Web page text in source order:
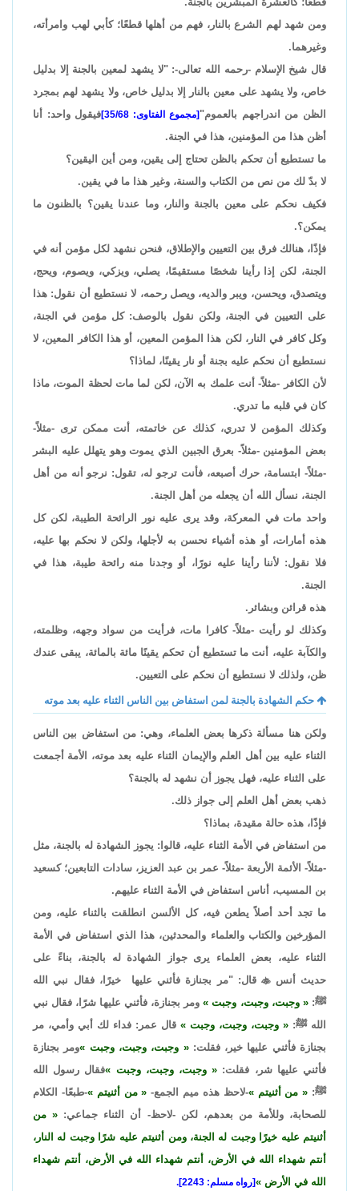
ومن شهد لهم الشرع بالنار، فهم من أهلها قطعًا؛ كأبي لهب وامرأته،
وغيرهما.
قال شيخ الإسلام -رحمه الله تعالى-: "لا يشهد لمعين بالجنة إلا بدليل
خاص، ولا يشهد على معين بالنار إلا بدليل خاص، ولا يشهد لهم بمجرد
الظن من اندراجهم بالعموم"[مجموع الفتاوى: 35/68]
فيقول واحد: أنا
أظن هذا من المؤمنين، هذا في الجنة.
ما تستطيع أن تحكم بالظن تحتاج إلى يقين، ومن أين اليقين؟
لا بدّ لك من نص من الكتاب والسنة، وغير هذا ما في يقين.
فكيف نحكم على معين بالجنة والنار، وما عندنا يقين؟ بالظنون ما
يمكن؟.
فإذًا، هنالك فرق بين التعيين والإطلاق، فنحن نشهد لكل مؤمن أنه في
الجنة، لكن إذا رأينا شخصًا مستقيمًا، يصلي، ويزكي، ويصوم، ويحج،
ويتصدق، ويحسن، ويبر والديه، ويصل رحمه، لا نستطيع أن نقول: هذا
على التعيين في الجنة، ولكن نقول بالوصف: كل مؤمن في الجنة،
وكل كافر في النار، لكن هذا المؤمن المعين، أو هذا الكافر المعين، لا
نستطيع أن نحكم عليه بجنة أو نار يقينًا، لماذا؟
لأن الكافر -مثلاً- أنت علمك به الآن، لكن لما مات لحظة الموت، ماذا
كان في قلبه ما تدري.
وكذلك المؤمن لا تدري، كذلك عن خاتمته، أنت ممكن ترى -مثلاً-
بعض المؤمنين -مثلاً- بعرق الجبين الذي يموت وهو يتهلل عليه البشر
-مثلاً- ابتسامة، حرك أصبعه، فأنت ترجو له، تقول: نرجو أنه من أهل
الجنة، نسأل الله أن يجعله من أهل الجنة.
واحد مات في المعركة، وقد يرى عليه نور الرائحة الطيبة، لكن كل
هذه أمارات، أو هذه أشياء نحسن به لأجلها، ولكن لا نحكم بها عليه،
فلا نقول: لأننا رأينا عليه نورًا، أو وجدنا منه رائحة طيبة، هذا في
الجنة.
هذه قرائن وبشائر.
وكذلك لو رأيت -مثلاً- كافرا مات، فرأيت من سواد وجهه، وظلمته،
والكآبة عليه، أنت ما تستطيع أن تحكم يقينًا مائة بالمائة، يبقى عندك
ظن، ولذلك لا نستطيع أن نحكم على التعيين.
حكم الشهادة بالجنة لمن استفاض بين الناس الثناء عليه بعد موته
ولكن هنا مسألة ذكرها بعض العلماء، وهي: من استفاض بين الناس
الثناء عليه بين أهل العلم والإيمان الثناء عليه بعد موته، الأمة أجمعت
على الثناء عليه، فهل يجوز أن نشهد له بالجنة؟
ذهب بعض أهل العلم إلى جواز ذلك.
فإذًا، هذه حالة مقيدة، بماذا؟
من استفاض في الأمة الثناء عليه، قالوا: يجوز الشهادة له بالجنة، مثل
-مثلاً- الأئمة الأربعة -مثلاً- عمر بن عبد العزيز، سادات التابعين؛ كسعيد
بن المسيب، أناس استفاض في الأمة الثناء عليهم.
ما تجد أحد أصلاً يطعن فيه، كل الألسن انطلقت بالثناء عليه، ومن
المؤرخين والكتاب والعلماء والمحدثين، هذا الذي استفاض في الأمة
الثناء عليه، بعض العلماء يرى جواز الشهادة له بالجنة، بناءً على
حديث أنسقال: "مر بجنازة فأثني عليها خيرًا، فقال نبي الله
ﷺ:
وجبت، وجبت، وجبت
ومر بجنازة، فأثني عليها شرًا، فقال نبي
الله ﷺ:
وجبت، وجبت، وجبت
قال عمر: فداء لك أبي وأمي، مر
بجنازة فأثني عليها خير، فقلت:
وجبت، وجبت، وجبت
ومر بجنازة
فأثني عليها شر، فقلت:
وجبت، وجبت، وجبت
فقال رسول الله
ﷺ:
من أثنيتم -لاحظ هذه ميم الجمع- من أثنيتم
-طبعًا- الكلام
للصحابة، وللأمة من بعدهم، لكن -لاحظ- أن الثناء جماعي:
من
أثنيتم عليه خيرًا وجبت له الجنة، ومن أثنيتم عليه شرًا وجبت له النار،
أنتم شهداء الله في الأرض، أنتم شهداء الله في الأرض، أنتم شهداء
الله في الأرض
[رواه مسلم: 2243].